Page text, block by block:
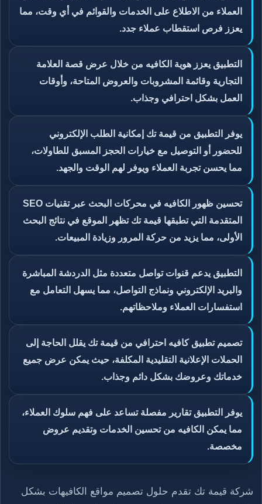
العملاء من الاطلاع على الخدمات والقوائم في أي وقت، مما
يعزز فرص استقطاب عملاء جدد.
التطبيق يعزز هوية الكافيه من خلال عرض قصة العلامة
التجارية وقائمة المشروبات والعروض المتاحة، وأوقات
العمل بشكل احترافي وجذاب.
يوفر التطبيق من قيمة تك إمكانية الطلب الإلكتروني
للحضور أو التوصيل مع خيارات الحجز المسبق للطاولات،
مما يحسن تجربة العملاء ويوفر لهم الوقت والجهد.
تحسين ظهور الكافيه في محركات البحث عبر تقنيات SEO
المتقدمة التي تطبقها قيمة تك تظهر الموقع في نتائج البحث
الأولى، مما يزيد من حركة المرور وزيادة المبيعات.
التطبيق يدعم قنوات تواصل متعددة مثل الدردشة المباشرة
والبريد الإلكتروني ونماذج التواصل، مما يسهل التعامل مع
استفسارات العملاء وملاحظاتهم.
تصميم تطبيق كافيه احترافي من قيمة تك يقلل الحاجة إلى
الحملات الإعلانية التقليدية المكلفة، حيث يمكن عرض جميع
خدماتك وعروضك بشكل دائم وجذاب.
يوفر التطبيق تقارير مفصلة تساعد على فهم سلوك العملاء،
مما يمكن الكافيه من تحسين الخدمات وتقديم عروض
مخصصة.
شركة قيمة تك تقدم حلول تصميم مواقع الكافيهات بشكل